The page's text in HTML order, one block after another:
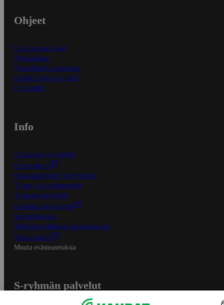
Ohjeet
Ensitilaajan ohjeet
Näin maksat
Näin tilaat ja muokkaat
Kaikki ohjeet ja vinkit
In English
Info
S-Business yrityksille
Oiva-raportit
Osuuskauppojen yhteystiedot
Tilaus- ja toimitusehdot
Tietosuojakäytäntö
Palvelun käyttöehdot
Saavutettavuus
Mobiilisovelluksen saavutettavuus
Mainostajalle
Muuta evästeasetuksia
S-ryhmän palvelut